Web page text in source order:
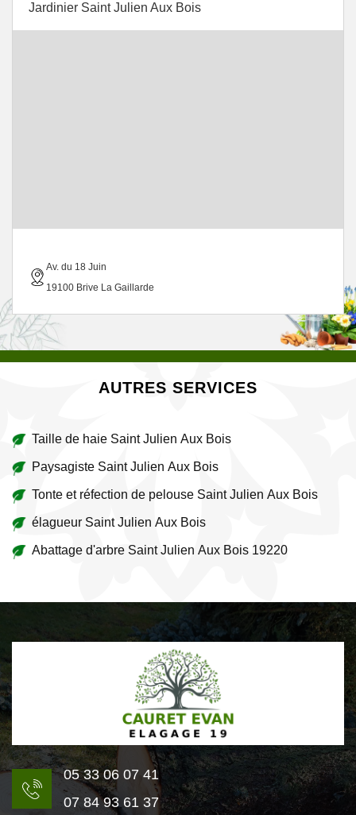
Jardinier Saint Julien Aux Bois
Av. du 18 Juin
19100 Brive La Gaillarde
AUTRES SERVICES
Taille de haie Saint Julien Aux Bois
Paysagiste Saint Julien Aux Bois
Tonte et réfection de pelouse Saint Julien Aux Bois
élagueur Saint Julien Aux Bois
Abattage d'arbre Saint Julien Aux Bois 19220
05 33 06 07 41
07 84 93 61 37